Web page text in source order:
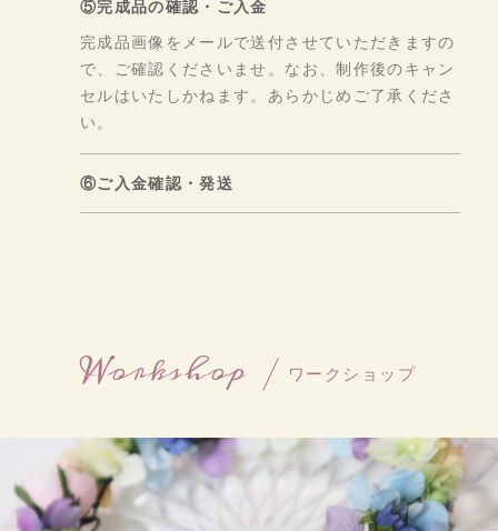
⑤完成品の確認・ご入金
完成品画像をメールで送付させていただきますの
で、ご確認くださいませ。なお、制作後のキャン
セルはいたしかねます。あらかじめご了承くださ
い。
⑥ご入金確認・発送
Workshop ワークショップ